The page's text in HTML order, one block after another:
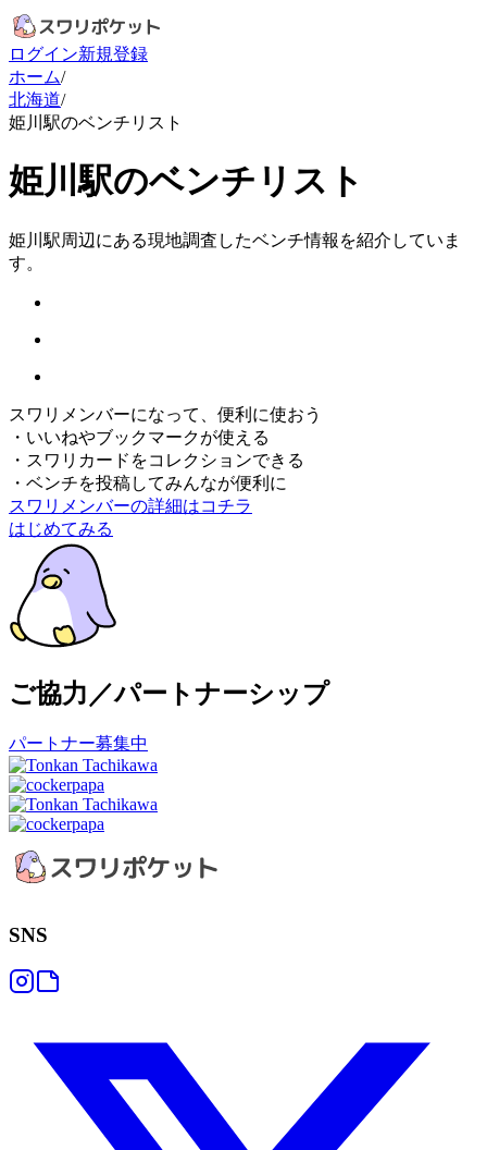
ログイン新規登録
ホーム/
北海道/
姫川駅のベンチリスト
姫川駅のベンチリスト
姫川駅周辺にある現地調査したベンチ情報を紹介していま
す。
スワリメンバーになって、便利に使おう
・ いいねやブックマークが使える
・ スワリカードをコレクションできる
・ ベンチを投稿してみんなが便利に
スワリメンバーの詳細はコチラ
はじめてみる
ご協力／パートナーシップ
パートナー募集中
SNS